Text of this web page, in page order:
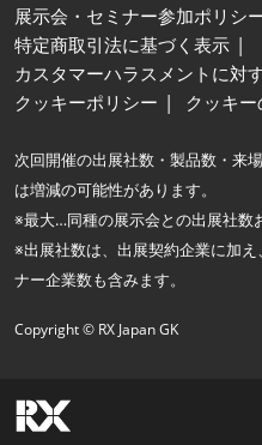
展示会・セミナー参加ポリシ
特定商取引法に基づく表示
カスタマーハラスメントに対
クッキーポリシー
クッキ
次回開催の出展社数・製品数・来
は増減の可能性があります。
※最大…同種の展示会との出展社数
※出展社数は、出展契約企業に加
ナー企業数も含みます。
Copyright © RX Japan GK